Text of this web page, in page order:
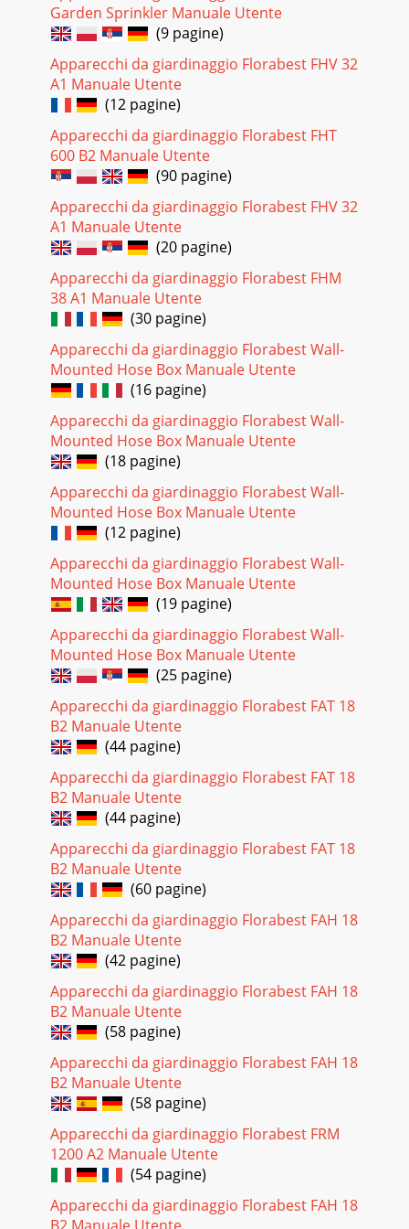
28FKM 2400 A1HUA készüléket a munkaberendezésekkel
együtt használat előtt ellenőrizni kell, hogy az előírásoknak
megfelelő-e az állapota és ellenőri
Pagina 25
29FKM 2400 A1HUKicsomagolásVegye ki a készüléket és a
használati utasítást a dobozból. ♦Távolítsa el az összes
csomagolóanyagot! ♦ FIGYELMEZTETÉS!A gy
Pagina 26
30FKM 2400 A1HUÖsszeszereléseTUDNIVALÓA tányérkefék
►3 és a szerelőanyag a gyűjtőtartályban 5 találhatóak.1.
lépés:Csavarozza a tányérkeféket ♦3 egy
Pagina 27 - Tartalomjegyzék
31FKM 2400 A1HU3. lépés:Dugja a tolókaros alsó részt ♦2 a
tolókaros tartókra , majd ezeket 2 rögzítő anyával
csavarozza oda.4. lépés:Dugja a tolók
Pagina 28 - Bevezetés
32FKM 2400 A1HU5. lépés:Dugja a gyűjtőtartályt ♦5 a
sepregetőgépbe.Kezelés és üzemeltetésA sepregetőgépet
Pagina 29 - Biztonság
33FKM 2400 A1HUTisztítás és karbantartásFIGYELEMA
készülék megsérülhetNe használjon erős hatású vagy súroló
tisztítószert, mivel ezek megtámad- ►hatjá
Pagina 30
34FKM 2400 A1HUÁrtalmatlanításA készüléket
engedélyeztetett hulladékgyűjtő helyen vagy a helyi
hulladékeltávolító üzemnél tudja kidobni. Vegye ﬁ gyele
Pagina 31 - A készülék leírása
35FKM 2400 A1HUSzerviz Szerviz MagyarországTel.: 0640
102785E-Mail:kompernass@lidl.huIAN
70718GyártjaKOMPERNASS GMBHBURGSTRASSE 2144867
BOCHUM, GERMA
Pagina 32 - Összeszerelése
Pagina 33
37FKM 2400 A1SIKazalo vsebineUvod . . . . . . . . . . . . . . . . . . . . . .
Pagina 34 - Kezelés és üzemeltetés
2FKM 2400 A1GBIntroductionInformation for these
operating instructionsThese operating instructions are a
component of the Sweeper FKM 2400 A1 (hencefo
Pagina 35 - Tisztítás és karbantartás
38FKM 2400 A1SIUvodInformacije o teh navodilih za
uporaboTa navodila za uporabo so sestavni del stroja za
pometanje FKM 2400 A1 (spodaj imenovanega na
Pagina 36 - Függelék
39FKM 2400 A1SIOpozorilaTa navodila za uporabo vsebujejo
naslednje vrste opozoril: OPOZORILOOpozorilo te stopnje
nevarnosti označuje možno nevarno sit
Pagina 37
40FKM 2400 A1SIPred začetkom uporabe je napravo skupaj
stanja in varnosti obratovanja. Č
Garden Sprinkler Manuale Utente
(9 pagine)
Apparecchi da giardinaggio Florabest FHV 32
A1 Manuale Utente
(12 pagine)
Apparecchi da giardinaggio Florabest FHT
600 B2 Manuale Utente
(90 pagine)
Apparecchi da giardinaggio Florabest FHV 32
A1 Manuale Utente
(20 pagine)
Apparecchi da giardinaggio Florabest FHM
38 A1 Manuale Utente
(30 pagine)
Apparecchi da giardinaggio Florabest Wall-
Mounted Hose Box Manuale Utente
(16 pagine)
Apparecchi da giardinaggio Florabest Wall-
Mounted Hose Box Manuale Utente
(18 pagine)
Apparecchi da giardinaggio Florabest Wall-
Mounted Hose Box Manuale Utente
(12 pagine)
Apparecchi da giardinaggio Florabest Wall-
Mounted Hose Box Manuale Utente
(19 pagine)
Apparecchi da giardinaggio Florabest Wall-
Mounted Hose Box Manuale Utente
(25 pagine)
Apparecchi da giardinaggio Florabest FAT 18
B2 Manuale Utente
(44 pagine)
Apparecchi da giardinaggio Florabest FAT 18
B2 Manuale Utente
(44 pagine)
Apparecchi da giardinaggio Florabest FAT 18
B2 Manuale Utente
(60 pagine)
Apparecchi da giardinaggio Florabest FAH 18
B2 Manuale Utente
(42 pagine)
Apparecchi da giardinaggio Florabest FAH 18
B2 Manuale Utente
(58 pagine)
Apparecchi da giardinaggio Florabest FAH 18
B2 Manuale Utente
(58 pagine)
Apparecchi da giardinaggio Florabest FRM
1200 A2 Manuale Utente
(54 pagine)
Apparecchi da giardinaggio Florabest FAH 18